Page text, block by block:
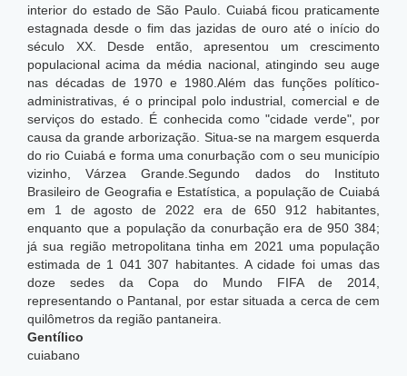
interior do estado de São Paulo. Cuiabá ficou praticamente
estagnada desde o fim das jazidas de ouro até o início do
século XX. Desde então, apresentou um crescimento
populacional acima da média nacional, atingindo seu auge
nas décadas de 1970 e 1980.Além das funções político-
administrativas, é o principal polo industrial, comercial e de
serviços do estado. É conhecida como "cidade verde", por
causa da grande arborização. Situa-se na margem esquerda
do rio Cuiabá e forma uma conurbação com o seu município
vizinho, Várzea Grande.Segundo dados do Instituto
Brasileiro de Geografia e Estatística, a população de Cuiabá
em 1 de agosto de 2022 era de 650 912 habitantes,
enquanto que a população da conurbação era de 950 384;
já sua região metropolitana tinha em 2021 uma população
estimada de 1 041 307 habitantes. A cidade foi umas das
doze sedes da Copa do Mundo FIFA de 2014,
representando o Pantanal, por estar situada a cerca de cem
quilômetros da região pantaneira.
Gentílico
cuiabano